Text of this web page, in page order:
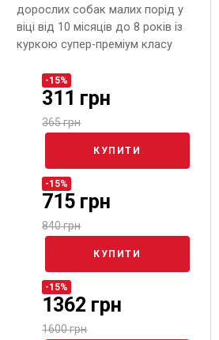
дорослих собак малих порід у
віці від 10 місяців до 8 років із
куркою супер-преміум класу
-15%
311 грн
365 грн
КУПИТИ
-15%
715 грн
840 грн
КУПИТИ
-15%
1362 грн
1600 грн